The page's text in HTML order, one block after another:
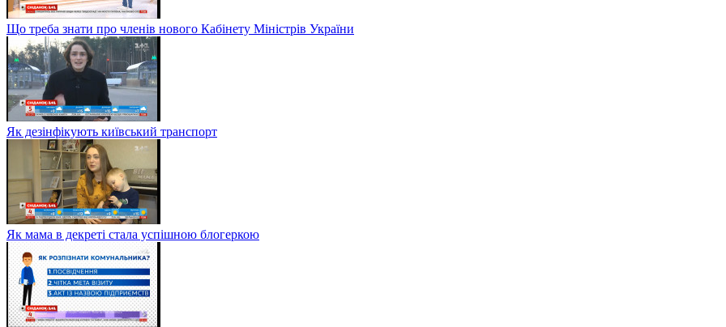
Що треба знати про членів нового Кабінету Міністрів України
Як дезінфікують київський транспорт
Як мама в декреті стала успішною блогеркою